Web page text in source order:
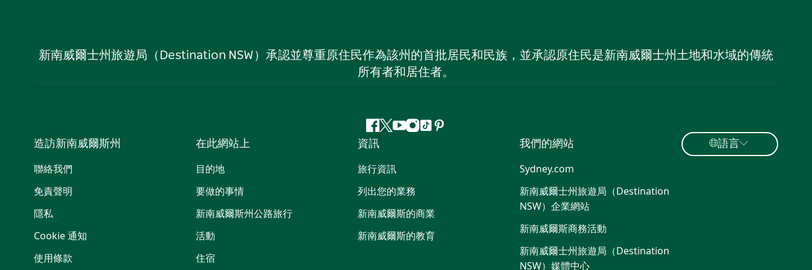
新南威爾士州旅遊局（Destination NSW）承認並尊重原住民作為該州的首批居民和民族，並承認原住民是新南威爾士州土地和水域的傳統
所有者和居住者。
Facebook
嘰
喳
喳
Youtube
Instagram
抖 Pinterest
造訪新南威爾斯州
聯絡我們
免責聲明
隱私
Cookie 通知
使用條款
在此網站上
目的地
要做的事情
新南威爾斯州公路旅行
活動
住宿
資訊
旅行資訊
列出您的業務
新南威爾斯的商業
新南威爾斯的教育
我們的網站
Sydney.com
新南威爾士州旅遊局（Destination
NSW）企業網站​
新南威爾斯商務活動
新南威爾士州旅遊局（Destination
NSW）媒體中心
語言